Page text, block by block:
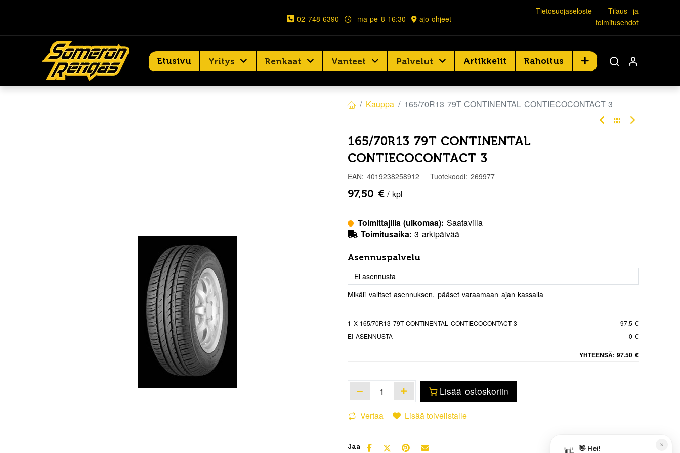
02 748 6390 ma-pe 8-16:30 ajo-ohjeet
Tietosuojaseloste
Tilaus- ja
toimitusehdot
Etusivu Yritys Renkaat Vanteet Palvelut Artikkelit Rahoitus
Kauppa 165/70R13 79T CONTINENTAL CONTIECOCONTACT 3
165/70R13 79T CONTINENTAL
CONTIECOCONTACT 3
EAN: 4019238258912 Tuotekoodi: 269977
97,50 € / kpl
Toimittajilla (ulkomaa): Saatavilla
Toimitusaika: 3 arkipäivää
Asennuspalvelu
Mikäli valitset asennuksen, pääset varaamaan ajan kassalla
1 X 165/70R13 79T CONTINENTAL CONTIECOCONTACT 3
97.5 €
EI ASENNUSTA
0 €
YHTEENSÄ: 97.50 €
Lisää ostoskoriin
Vertaa Lisää toivelistalle
Jaa